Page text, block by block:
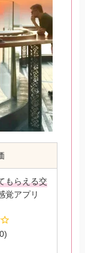
もらえる交
覚アプリ